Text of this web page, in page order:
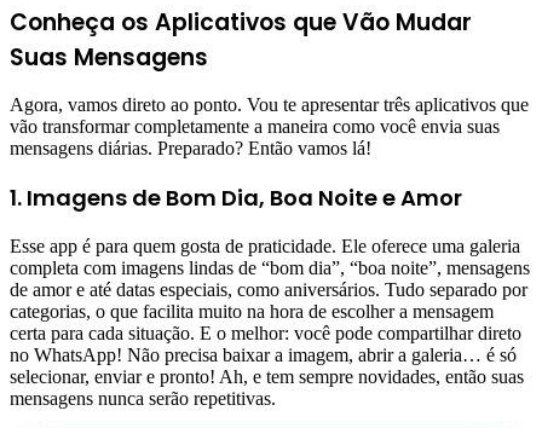
Conheça os Aplicativos que Vão Mudar
Suas Mensagens
Agora, vamos direto ao ponto. Vou te apresentar três aplicativos que
vão transformar completamente a maneira como você envia suas
mensagens diárias. Preparado? Então vamos lá!
1. Imagens de Bom Dia, Boa Noite e Amor
Esse app é para quem gosta de praticidade. Ele oferece uma galeria
completa com imagens lindas de “bom dia”, “boa noite”, mensagens
de amor e até datas especiais, como aniversários. Tudo separado por
categorias, o que facilita muito na hora de escolher a mensagem
certa para cada situação. E o melhor: você pode compartilhar direto
no WhatsApp! Não precisa baixar a imagem, abrir a galeria… é só
selecionar, enviar e pronto! Ah, e tem sempre novidades, então suas
mensagens nunca serão repetitivas.